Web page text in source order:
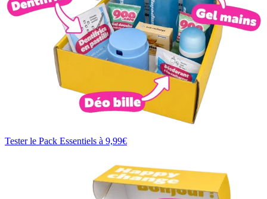
Tester le Pack Essentiels à 9,99€